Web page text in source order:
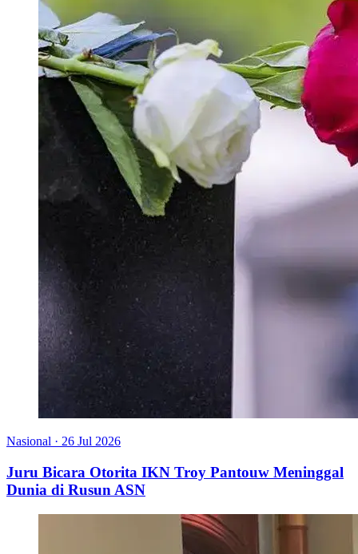
Nasional · 26 Jul 2026
Juru Bicara Otorita IKN Troy Pantouw Meninggal
Dunia di Rusun ASN